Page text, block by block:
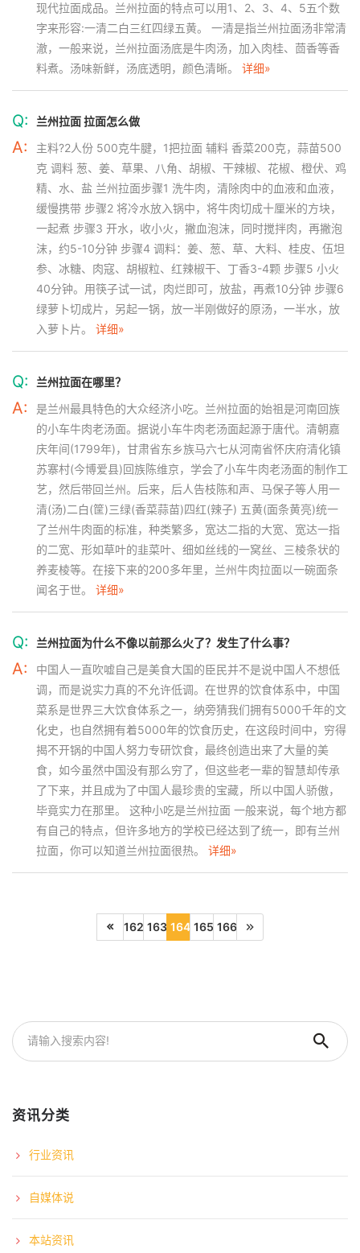
现代拉面成品。兰州拉面的特点可以用1、2、3、4、5五个数
字来形容:一清二白三红四绿五黄。 一清是指兰州拉面汤非常清
澈，一般来说，兰州拉面汤底是牛肉汤，加入肉桂、茴香等香
料煮。汤味新鲜，汤底透明，颜色清晰。 详细»
Q: 兰州拉面 拉面怎么做
A:
主料?2人份 500克牛腱，1把拉面 辅料 香菜200克，蒜苗500
克 调料 葱、姜、草果、八角、胡椒、干辣椒、花椒、橙伏、鸡
精、水、盐 兰州拉面步骤1 洗牛肉，清除肉中的血液和血液，
缓慢携带 步骤2 将冷水放入锅中，将牛肉切成十厘米的方块，
一起煮 步骤3 开水，收小火，撇血泡沫，同时搅拌肉，再撇泡
沫，约5-10分钟 步骤4 调料：姜、葱、草、大料、桂皮、伍坦
参、冰糖、肉寇、胡椒粒、红辣椒干、丁香3-4颗 步骤5 小火
40分钟。用筷子试一试，肉烂即可，放盐，再煮10分钟 步骤6
绿萝卜切成片，另起一锅，放一半刚做好的原汤，一半水，放
入萝卜片。 详细»
Q: 兰州拉面在哪里？
A:
是兰州最具特色的大众经济小吃。兰州拉面的始祖是河南回族
的小车牛肉老汤面。据说小车牛肉老汤面起源于唐代。清朝嘉
庆年间(1799年)，甘肃省东乡族马六七从河南省怀庆府清化镇
苏寨村(今博爱县)回族陈维京，学会了小车牛肉老汤面的制作工
艺，然后带回兰州。后来，后人告枝陈和声、马保子等人用一
清(汤)二白(筐)三绿(香菜蒜苗)四红(辣子) 五黄(面条黄亮)统一
了兰州牛肉面的标准，种类繁多，宽达二指的大宽、宽达一指
的二宽、形如草叶的韭菜叶、细如丝线的一窝丝、三棱条状的
养麦棱等。在接下来的200多年里，兰州牛肉拉面以一碗面条
闻名于世。 详细»
Q: 兰州拉面为什么不像以前那么火了？发生了什么事？
A:
中国人一直吹嘘自己是美食大国的臣民并不是说中国人不想低
调，而是说实力真的不允许低调。在世界的饮食体系中，中国
菜系是世界三大饮食体系之一，纳旁猜我们拥有5000千年的文
化史，也自然拥有着5000年的饮食历史，在这段时间中，穷得
揭不开锅的中国人努力专研饮食，最终创造出来了大量的美
食，如今虽然中国没有那么穷了，但这些老一辈的智慧却传承
了下来，并且成为了中国人最珍贵的宝藏，所以中国人骄傲，
毕竟实力在那里。 这种小吃是兰州拉面 一般来说，每个地方都
有自己的特点，但许多地方的学校已经达到了统一，即有兰州
拉面，你可以知道兰州拉面很热。 详细»
162 163 164 165 166
资讯分类
行业资讯
自媒体说
本站资讯